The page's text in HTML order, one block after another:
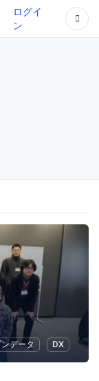
ログイ
ン
データ DX